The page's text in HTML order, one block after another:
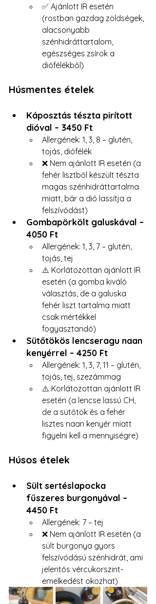
✅ Ajánlott IR esetén
(rostban gazdag zöldségek,
alacsonyabb
szénhidráttartalom,
egészséges zsírok a
diófélékből)
Húsmentes ételek
Káposztás tészta pirított
dióval – 3450 Ft
Allergének: 1, 3, 8 – glutén,
tojás, diófélék
❌ Nem ajánlott IR esetén (a
fehér lisztből készült tészta
magas szénhidráttartalma
miatt, bár a dió lassítja a
felszívódást)
Gombapörkölt galuskával –
4050 Ft
Allergének: 1, 3, 7 – glutén,
tojás, tej
⚠️ Korlátozottan ajánlott IR
esetén (a gomba kiváló
választás, de a galuska
fehér liszt tartalma miatt
csak mértékkel
fogyasztandó)
Sütőtökös lencseragu naan
kenyérrel – 4250 Ft
Allergének: 1, 3, 7, 11 – glutén,
tojás, tej, szezámmag
⚠️ Korlátozottan ajánlott IR
esetén (a lencse lassú CH,
de a sütőtök és a fehér
lisztes naan kenyér miatt
figyelni kell a mennyiségre)
Húsos ételek
Sült sertéslapocka
fűszeres burgonyával –
4450 Ft
Allergének: 7 – tej
❌ Nem ajánlott IR esetén (a
sült burgonya gyors
felszívódású szénhidrát, ami
jelentős vércukorszint-
emelkedést okozhat)